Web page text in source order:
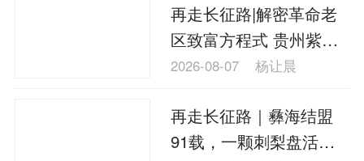
再走长征路|解密革命老
区致富方程式 贵州紫云
如何拼出农业新版图？
2026-08-07 杨让晨
再走长征路｜彝海结盟
91载，一颗刺梨盘活大